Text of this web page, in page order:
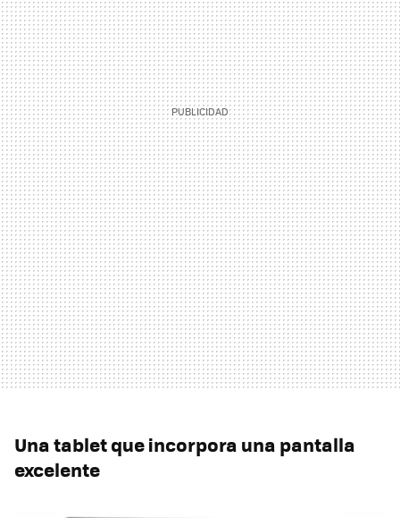
Una tablet que incorpora una pantalla
excelente